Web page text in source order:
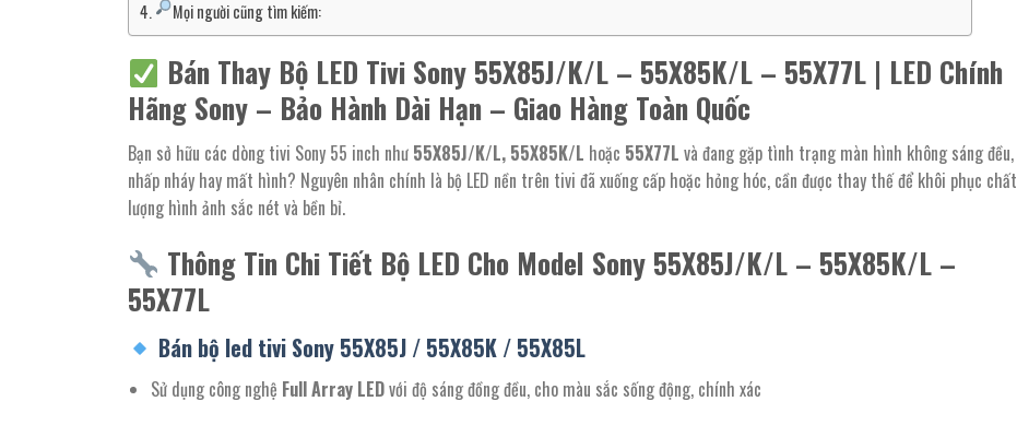
Mọi người cũng tìm kiếm:
Bán Thay Bộ LED Tivi Sony 55X85J/K/L – 55X85K/L – 55X77L | LED Chính
Hãng Sony – Bảo Hành Dài Hạn – Giao Hàng Toàn Quốc
Bạn sở hữu các dòng tivi Sony 55 inch như 55X85J/K/L, 55X85K/L hoặc 55X77L và đang gặp tình trạng màn hình không sáng đều,
nhấp nháy hay mất hình? Nguyên nhân chính là bộ LED nền trên tivi đã xuống cấp hoặc hỏng hóc, cần được thay thế để khôi phục chất
lượng hình ảnh sắc nét và bền bỉ.
Thông Tin Chi Tiết Bộ LED Cho Model Sony 55X85J/K/L – 55X85K/L –
55X77L
Bán bộ led tivi Sony 55X85J / 55X85K / 55X85L
Sử dụng công nghệ Full Array LEDvới độ sáng đồng đều, cho màu sắc sống động, chính xác